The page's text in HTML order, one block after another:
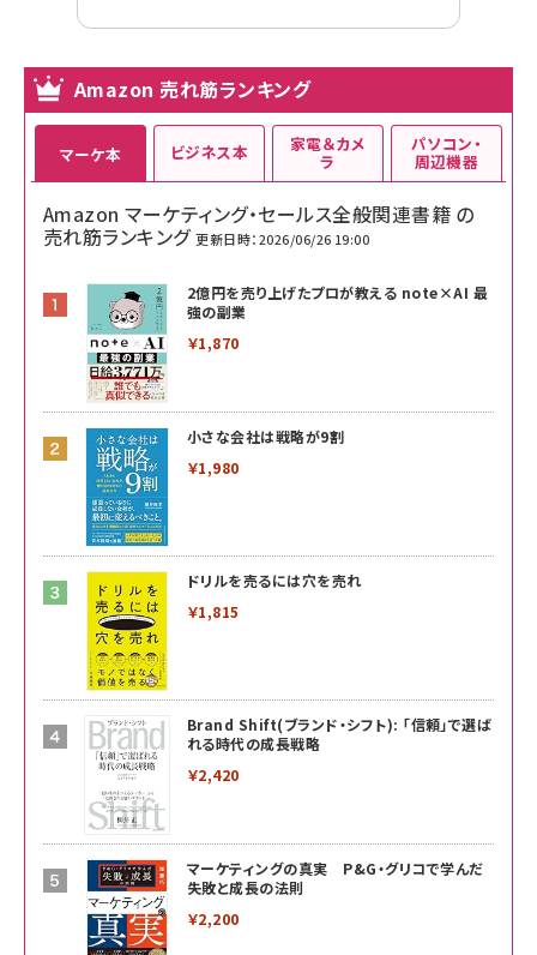
Amazon 売れ筋ランキング
マーケ本
Amazon マーケティング・セールス全般関連書籍 の
売れ筋ランキング 更新日時：2026/06/26 19:00
2億円を売り上げたプロが教える note×AI 最
強の副業
￥1,870
小さな会社は戦略が9割
￥1,980
ドリルを売るには穴を売れ
￥1,815
Brand Shift(ブランド・シフト): 「信頼」で選ば
れる時代の成長戦略
￥2,420
マーケティングの真実 P&G・グリコで学んだ
失敗と成長の法則
￥2,200
ビジネス本 家電＆カメ
ラ
パソコン・
周辺機器